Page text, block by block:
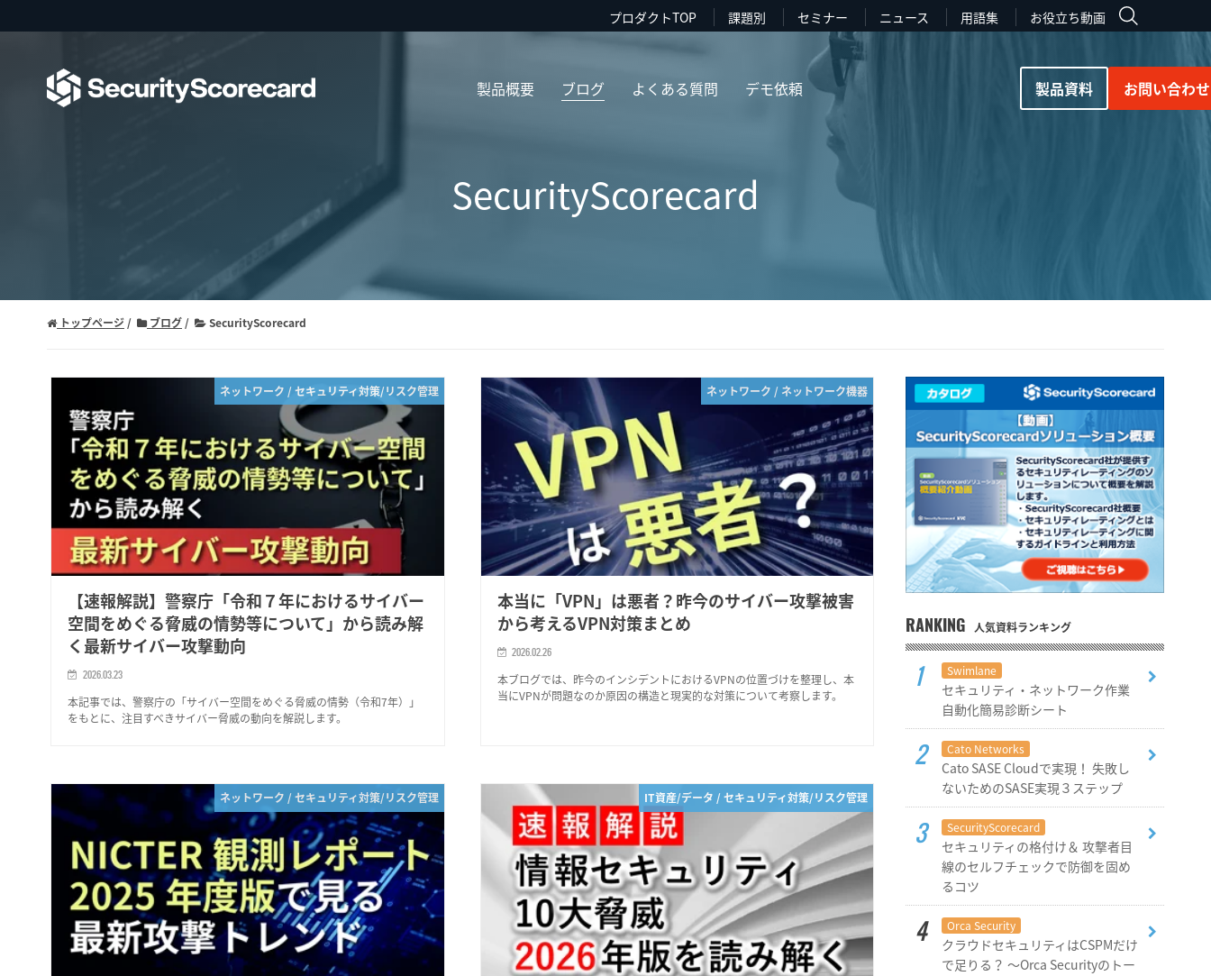
プロダクトTOP 課題別 セミナー ニュース 用語集 お役立ち動画
製品概要 ブログ よくある質問 デモ依頼 製品資料 お問い合わせ
SecurityScorecard
トップページ ブログ SecurityScorecard
ネットワーク / セキュリティ対策/リスク管理
【速報解説】警察庁「令和７年におけるサイバー
空間をめぐる脅威の情勢等について」から読み解
く最新サイバー攻撃動向
2026.03.23
本記事では、警察庁の「サイバー空間をめぐる脅威の情勢（令和7年）」
をもとに、注目すべきサイバー脅威の動向を解説します。
ネットワーク / ネットワーク機器
本当に「VPN」は悪者？昨今のサイバー攻撃被害
から考えるVPN対策まとめ
2026.02.26
本ブログでは、昨今のインシデントにおけるVPNの位置づけを整理し、本
当にVPNが問題なのか原因の構造と現実的な対策について考察します。
ネットワーク / セキュリティ対策/リスク管理 IT資産/データ / セキュリティ対策/リスク管理
RANKING 人気資料ランキング
Swimlane
セキュリティ・ネットワーク作業
自動化簡易診断シート
Cato Networks
Cato SASE Cloudで実現！ 失敗し
ないためのSASE実現３ステップ
SecurityScorecard
セキュリティの格付け＆ 攻撃者目
線のセルフチェックで防御を固め
るコツ
Orca Security
クラウドセキュリティはCSPMだけ
で足りる？ ～Orca Securityのトー